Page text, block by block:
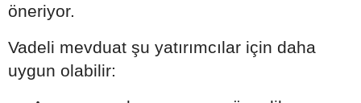
öneriyor.
Vadeli mevduat şu yatırımcılar için daha
uygun olabilir: